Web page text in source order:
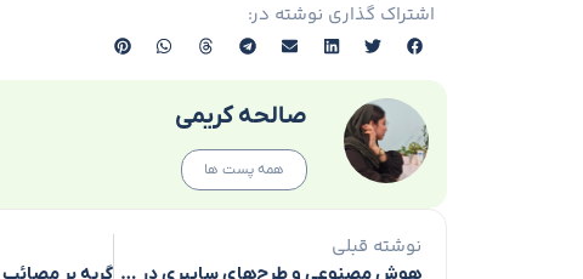
اشتراک گذاری نوشته در:
صالحه کریمی
همه پست ها
نوشته قبلی
هوش مصنوعی و طرح‌های سایبری در خدمت تأمین امنیت مراسم محرم در کربلا